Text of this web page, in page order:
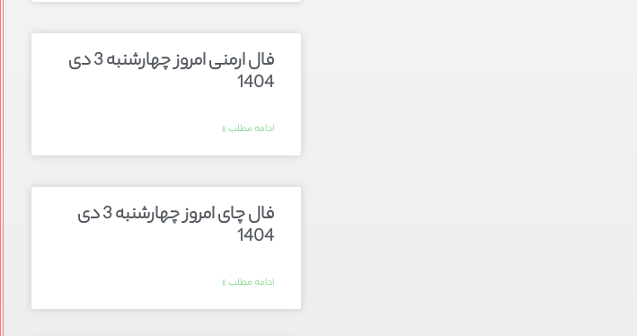
فال ارمنی امروز چهارشنبه 3 دی
1404
ادامه مطلب »
فال چای امروز چهارشنبه 3 دی
1404
ادامه مطلب »